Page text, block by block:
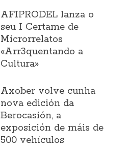
AFIPRODEL lanza o
seu I Certame de
Microrrelatos
«Arr3quentando a
Cultura»
Axober volve cunha
nova edición da
Berocasión, a
exposición de máis de
500 vehículos